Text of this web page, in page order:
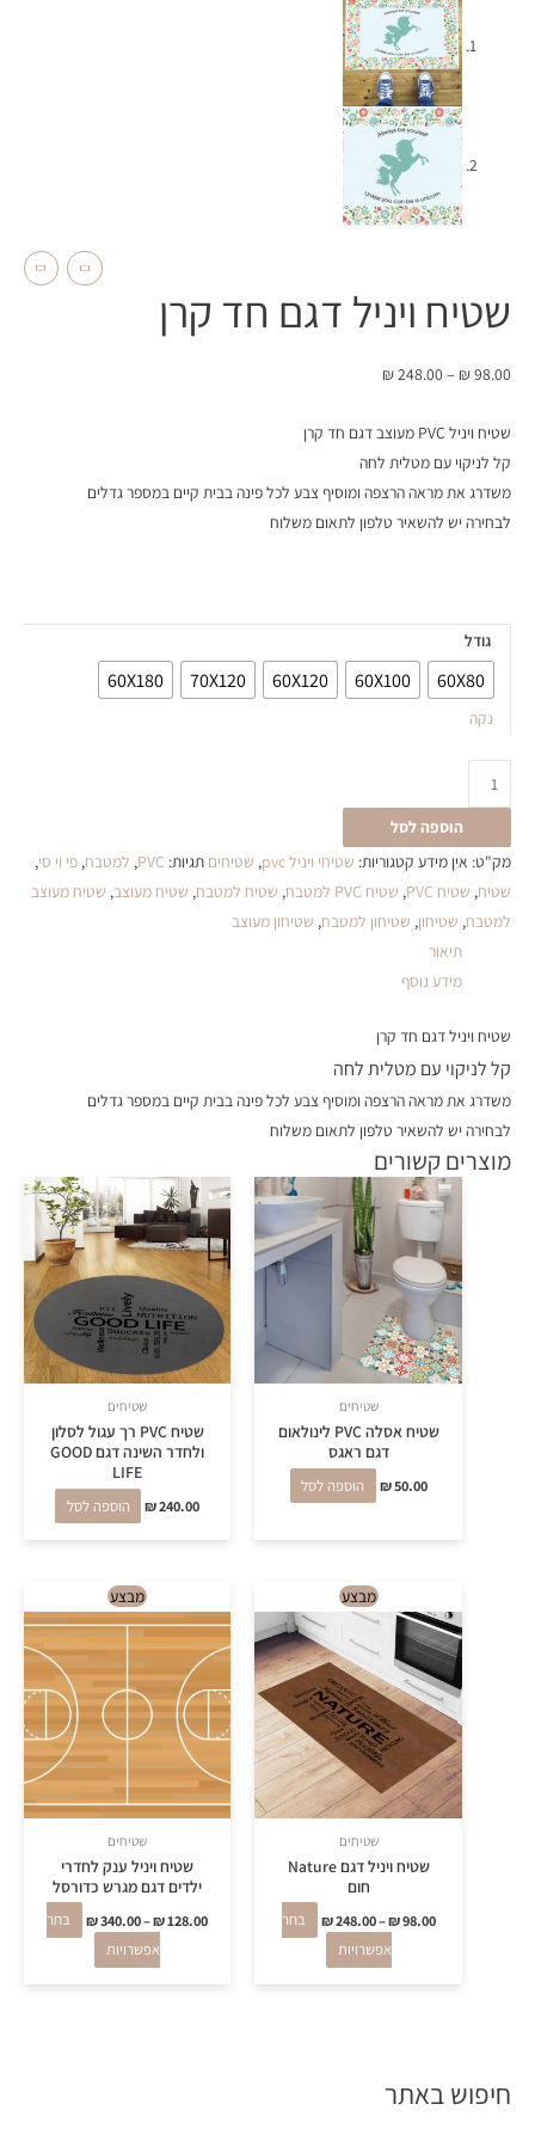
חיפוש באתר
שטיח ויניל דגם חד קרן
₪98.00
–
₪248.00
שטיח ויניל PVC מעוצב דגם חד קרן
קל לניקוי עם מטלית לחה
משדרג את מראה הרצפה ומוסיף צבע לכל פינה בבית קיים במספר גדלים
לבחירה יש להשאיר טלפון לתאום משלוח
גודל
60X80
60X100
60X120
70X120
60X180
נקה
הוספה לסל
מק"ט: אין מידע קטגוריות: שטיחי ויניל pvc , שטיחים תגיות: PVC
, למטבח, פי וי סי,
שטיח, שטיח PVC , שטיח PVC למטבח , שטיח למטבח, שטיח מעוצב, שטיח מעוצב
למטבח, שטיחון, שטיחון למטבח, שטיחון מעוצב
תיאור
מידע נוסף
שטיח ויניל דגם חד קרן
קל לניקוי עם מטלית לחה
משדרג את מראה הרצפה ומוסיף צבע לכל פינה בבית קיים במספר גדלים
לבחירה יש להשאיר טלפון לתאום משלוח
מוצרים קשורים
שטיחים
שטיח אסלה PVC לינולאום
דגם ראגס
₪50.00 הוספה לסל
שטיחים
שטיח PVC רך עגול לסלון
ולחדר השינה דגם GOOD
LIFE
₪240.00 הוספה לסל
מבצע
שטיחים
שטיח ויניל דגם Nature
חום
₪98.00
–
₪248.00
בחר
אפשרויות
זה
יש
מספר
סוגים.
ניתן
לבחור
את
בעמוד
מבצע
שטיחים
שטיח ויניל ענק לחדרי
ילדים דגם מגרש כדורסל
₪128.00
–
₪340.00
בחר
אפשרויות
זה
יש
מספר
סוגים.
ניתן
את
בעמוד
המוצר